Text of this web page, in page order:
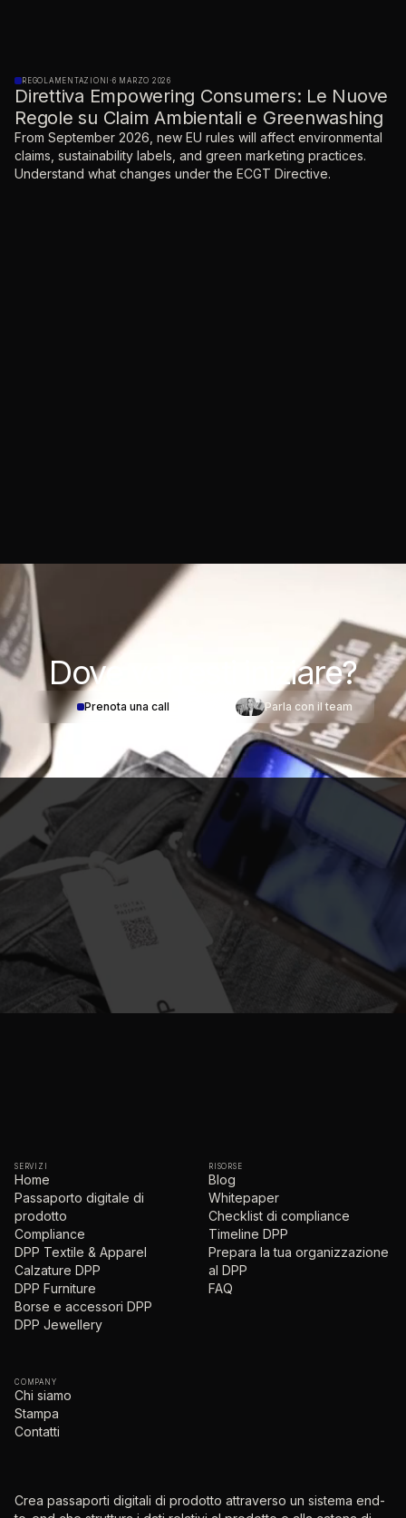
REGOLAMENTAZIONI ·6 MARZO 2026
Direttiva Empowering Consumers: Le Nuove
Regole su Claim Ambientali e Greenwashing
From September 2026, new EU rules will affect environmental
claims, sustainability labels, and green marketing practices.
Understand what changes under the ECGT Directive.
Dove vorresti iniziare?
Prenota una call Parla con il team
SERVIZI
Home
Passaporto digitale di
prodotto
Compliance
DPP Textile & Apparel
Calzature DPP
DPP Furniture
Borse e accessori DPP
DPP Jewellery
RISORSE
Blog
Whitepaper
Checklist di compliance
Timeline DPP
Prepara la tua organizzazione
al DPP
FAQ
COMPANY
Chi siamo
Stampa
Contatti
Crea passaporti digitali di prodotto attraverso un sistema end-